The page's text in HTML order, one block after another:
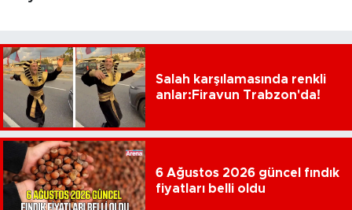
Salah karşılamasında renkli
anlar:Firavun Trabzon'da!
6 Ağustos 2026 güncel fındık
fiyatları belli oldu